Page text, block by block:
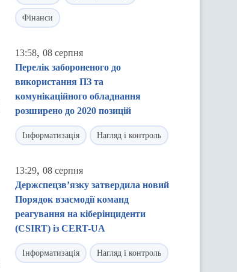
Фінанси
13:58, 08 серпня
Перелік забороненого до
використання ПЗ та
комунікаційного обладнання
розширено до 2020 позицій
Інформатизація Нагляд і контроль
13:29, 08 серпня
Держспецзв’язку затвердила новий
Порядок взаємодії команд
реагування на кіберінциденти
(CSIRT) із CERT-UA
Інформатизація Нагляд і контроль